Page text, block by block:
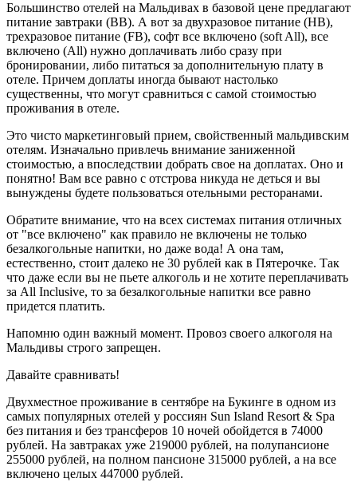
Большинство отелей на Мальдивах в базовой цене предлагают
питание завтраки (BB). А вот за двухразовое питание (HB),
трехразовое питание (FB), софт все включено (soft All), все
включено (All) нужно доплачивать либо сразу при
бронировании, либо питаться за дополнительную плату в
отеле. Причем доплаты иногда бывают настолько
существенны, что могут сравниться с самой стоимостью
проживания в отеле.
Это чисто маркетинговый прием, свойственный мальдивским
отелям. Изначально привлечь внимание заниженной
стоимостью, а впоследствии добрать свое на доплатах. Оно и
понятно! Вам все равно с отстрова никуда не деться и вы
вынуждены будете пользоваться отельными ресторанами.
Обратите внимание, что на всех системах питания отличных
от "все включено" как правило не включены не только
безалкогольные напитки, но даже вода! А она там,
естественно, стоит далеко не 30 рублей как в Пятерочке. Так
что даже если вы не пьете алкоголь и не хотите переплачивать
за All Inclusive, то за безалкогольные напитки все равно
придется платить.
Напомню один важный момент. Провоз своего алкоголя на
Мальдивы строго запрещен.
Давайте сравнивать!
Двухместное проживание в сентябре на Букинге в одном из
самых популярных отелей у россиян Sun Island Resort & Spa
без питания и без трансферов 10 ночей обойдется в 74000
рублей. На завтраках уже 219000 рублей, на полупансионе
255000 рублей, на полном пансионе 315000 рублей, а на все
включено целых 447000 рублей.